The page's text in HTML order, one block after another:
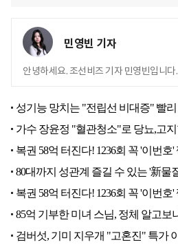
민영빈 기자
안녕하세요. 조선비즈 기자 민영빈입니다.